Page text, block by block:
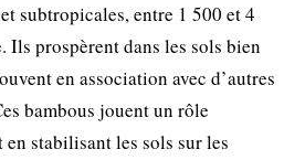
subtropicales, entre 1 500 et 4
Ils prospèrent dans les sols bien
en association avec d’autres
bambous jouent un rôle
stabilisant les sols sur les